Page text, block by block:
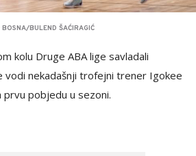
BULEND ŠAĆIRAGIĆ
kolu Druge ABA lige savladali
vodi nekadašnji trofejni trener Igokee
prvu pobjedu u sezoni.